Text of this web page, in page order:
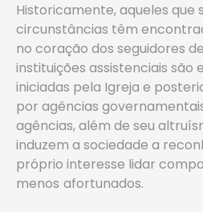
Historicamente, aqueles
circunstâncias têm
no coração dos seguidores
instituições assistenciais são
iniciadas pela Igreja e
por agências
agências, além de seu
induzem a sociedade a
próprio interesse lidar
menos afortunados.